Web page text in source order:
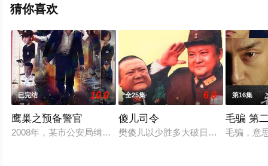
豆瓣电视剧、电视猫或剧情网等平台了解。
猜你喜欢
已完结 10.0
鹰巢之预备警官
2008年，某市公安局缉毒支队大队长姚远、副大队长金锐在执
全25集 6.0
傻儿司令
樊傻儿以少胜多大破日军坦克阵却被
第16集
毛骗 第
毛骗，意